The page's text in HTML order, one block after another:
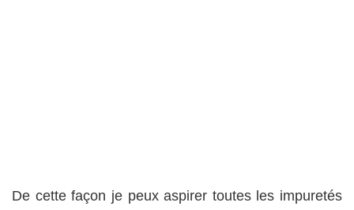
De cette façon je peux aspirer toutes les impuretés